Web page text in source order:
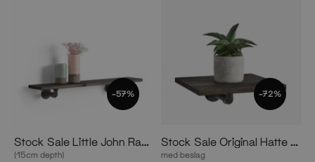
-57%
Stock Sale Little John Ragal
(15cm depth)
-72%
Stock Sale Original Hatte / Sko træhylde
med beslag